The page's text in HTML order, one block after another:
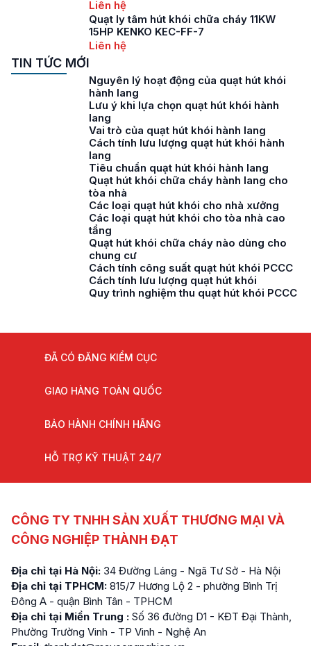
Liên hệ
Quạt ly tâm hút khói chữa cháy 11KW
15HP KENKO KEC-FF-7
Liên hệ
TIN TỨC MỚI
Nguyên lý hoạt động của quạt hút khói
hành lang
Lưu ý khi lựa chọn quạt hút khói hành
lang
Vai trò của quạt hút khói hành lang
Cách tính lưu lượng quạt hút khói hành
lang
Tiêu chuẩn quạt hút khói hành lang
Quạt hút khói chữa cháy hành lang cho
tòa nhà
Các loại quạt hút khói cho nhà xưởng
Các loại quạt hút khói cho tòa nhà cao
tầng
Quạt hút khói chữa cháy nào dùng cho
chung cư
Cách tính công suất quạt hút khói PCCC
Cách tính lưu lượng quạt hút khói
Quy trình nghiệm thu quạt hút khói PCCC
ĐÃ CÓ ĐĂNG KIỂM CỤC
GIAO HÀNG TOÀN QUỐC
BẢO HÀNH CHÍNH HÃNG
HỖ TRỢ KỸ THUẬT 24/7
CÔNG TY TNHH SẢN XUẤT THƯƠNG MẠI VÀ
CÔNG NGHIỆP THÀNH ĐẠT
Địa chỉ tại Hà Nội: 34 Đường Láng - Ngã Tư Sở - Hà Nội
Địa chỉ tại TPHCM: 815/7 Hương Lộ 2 - phường Bình Trị
Đông A - quận Bình Tân - TPHCM
Địa chỉ tại Miền Trung : Số 36 đường D1 - KĐT Đại Thành,
Phường Trường Vinh - TP Vinh - Nghệ An